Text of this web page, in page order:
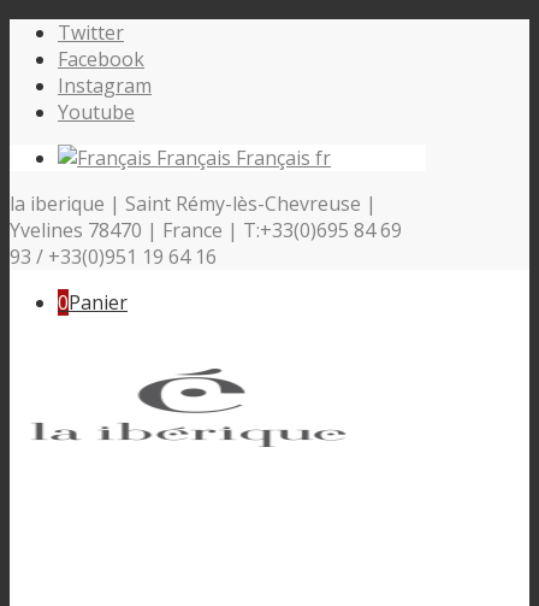
Twitter
Facebook
Instagram
Youtube
Français Français fr
la iberique | Saint Rémy-lès-Chevreuse |
Yvelines 78470 | France | T:+33(0)695 84 69
93 / +33(0)951 19 64 16
0Panier